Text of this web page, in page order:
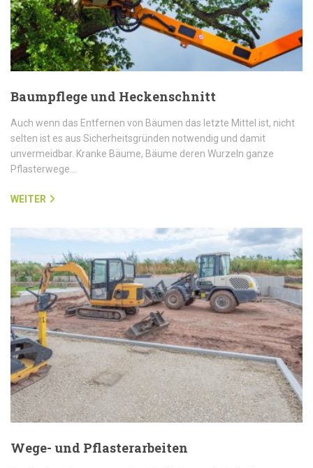
Baumpflege und Heckenschnitt
Auch wenn das Entfernen von Bäumen das letzte Mittel ist, nicht
selten ist es aus Sicherheitsgründen notwendig und damit
unvermeidbar. Kranke Bäume, Bäume deren Wurzeln ganze
Pflasterwege…
WEITER
Wege- und Pflasterarbeiten